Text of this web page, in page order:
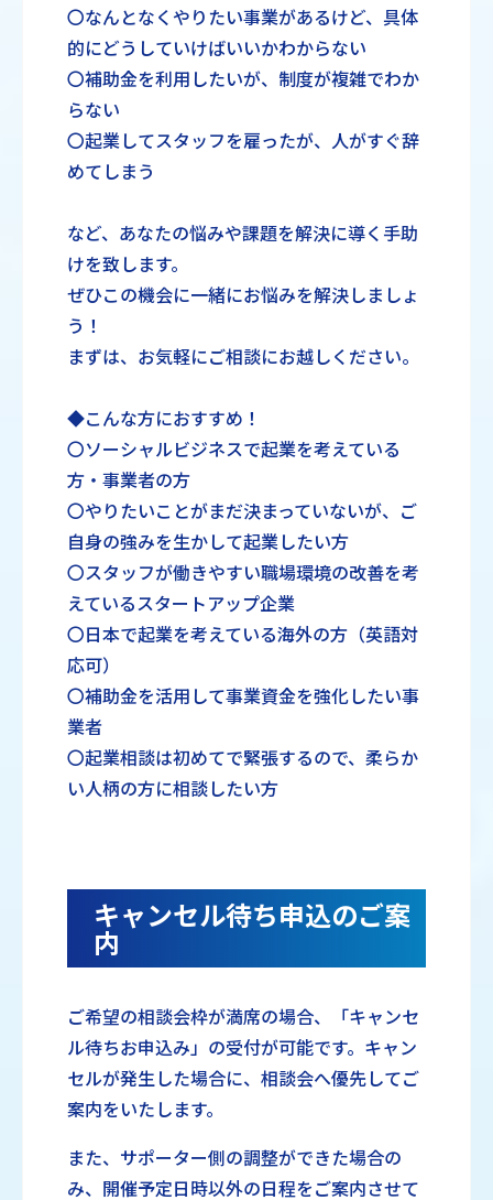
〇なんとなくやりたい事業があるけど、具体
的にどうしていけばいいかわからない
〇補助金を利用したいが、制度が複雑でわか
らない
〇起業してスタッフを雇ったが、人がすぐ辞
めてしまう
など、あなたの悩みや課題を解決に導く手助
けを致します。
ぜひこの機会に一緒にお悩みを解決しましょ
う！
まずは、お気軽にご相談にお越しください。
◆こんな方におすすめ！
〇ソーシャルビジネスで起業を考えている
方・事業者の方
〇やりたいことがまだ決まっていないが、ご
自身の強みを生かして起業したい方
〇スタッフが働きやすい職場環境の改善を考
えているスタートアップ企業
〇日本で起業を考えている海外の方（英語対
応可）
〇補助金を活用して事業資金を強化したい事
業者
〇起業相談は初めてで緊張するので、柔らか
い人柄の方に相談したい方
キャンセル待ち申込のご案
内
ご希望の相談会枠が満席の場合、「キャンセ
ル待ちお申込み」の受付が可能です。キャン
セルが発生した場合に、相談会へ優先してご
案内をいたします。
また、サポーター側の調整ができた場合の
み、開催予定日時以外の日程をご案内させて